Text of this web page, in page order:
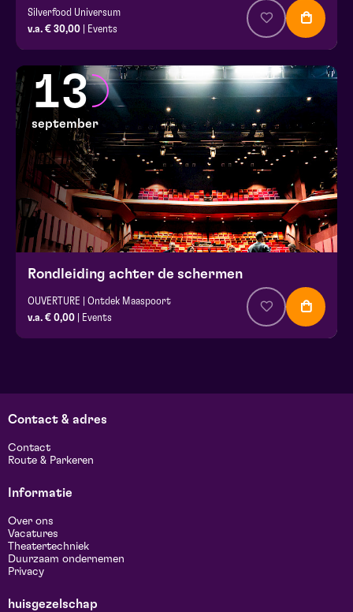
Silverfood Universum
v.a. € 30,00 | Events
13
september
Rondleiding achter de schermen
OUVERTURE | Ontdek Maaspoort
v.a. € 0,00 | Events
Contact & adres
Contact
Route & Parkeren
Informatie
Over ons
Vacatures
Theatertechniek
Duurzaam ondernemen
Privacy
huisgezelschap